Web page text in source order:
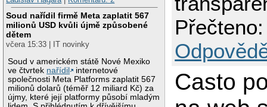
Soud nařídil firmě Meta zaplatit 567
milionů USD kvůli újmě způsobené
dětem
včera 15:33 | IT novinky
Soud v americkém státě Nové Mexiko
ve čtvrtek nařídil
internetové
společnosti Meta Platforms zaplatit 567
milionů dolarů (téměř 12 miliard Kč) za
újmy, které její platformy působí mladým
Casto